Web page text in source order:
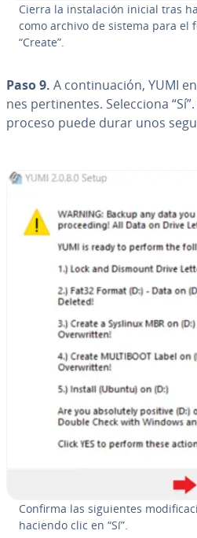
Cierra la in­s­ta­la­ción inicial tras
como archivo de sistema para el
“Create”.
Paso 9. A co­n­ti­nua­ción, YUMI
nes pe­r­ti­ne­n­tes. Se­le­c­cio­na
proceso puede durar unos
Confirma las si­guie­n­tes
haciendo clic en “Sí”.